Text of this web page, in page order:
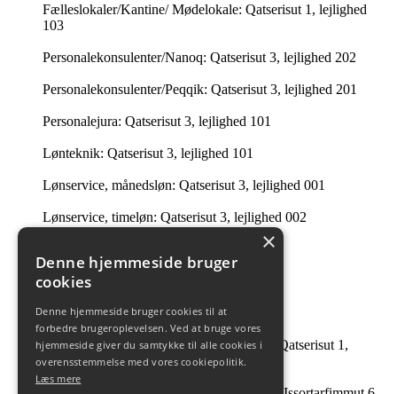
Fælleslokaler/Kantine/ Mødelokale: Qatserisut 1, lejlighed
103
Personalekonsulenter/Nanoq: Qatserisut 3, lejlighed 202
Personalekonsulenter/Peqqik: Qatserisut 3, lejlighed 201
Personalejura: Qatserisut 3, lejlighed 101
Lønteknik: Qatserisut 3, lejlighed 101
Lønservice, månedsløn: Qatserisut 3, lejlighed 001
Lønservice, timeløn: Qatserisut 3, lejlighed 002
Ledelsessekretariatet: 201 i Qatserisut 3
Intern Revision: Qatserisut 1, lejlighed 504
André Guttesen og Johanne B Tobiassen: Qatserisut 1,
lejlighed 504
×
Denne hjemmeside bruger
cookies
Denne hjemmeside bruger cookies til at
forbedre brugeroplevelsen. Ved at bruge vores
hjemmeside giver du samtykke til alle cookies i
overensstemmelse med vores cookiepolitik.
Læs mere